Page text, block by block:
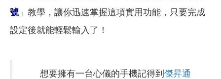
號 」 教學，讓你迅速掌握這項實用功能，只要完成
設定後就能輕鬆輸入了！
想要擁有一台心儀的手機記得到 傑昇通